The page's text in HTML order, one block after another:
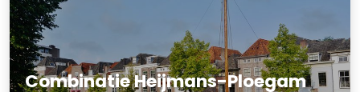
Combinatie Heijmans-Ploegam